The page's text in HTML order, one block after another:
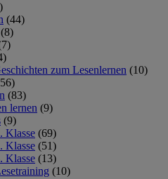
(44)
(8)
zum Lesenlernen (10)
(83)
lernen (9)
(9)
Klasse (69)
Klasse (51)
Klasse (13)
(10)